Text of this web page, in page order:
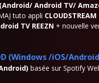
Android TV/
tuto appli CLOUDSTREAM
TV REEZN + nouvelle
(Windows /iOS/
basée sur Spotify